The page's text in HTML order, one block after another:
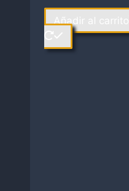
Añadir al carrito